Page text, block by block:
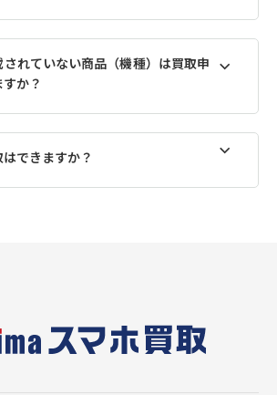
れていない商品（機種）は買取申
か？
できますか？